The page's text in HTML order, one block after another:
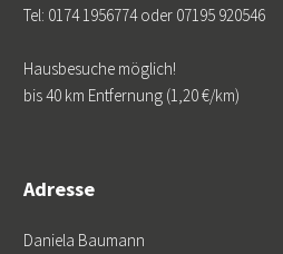
Tel: 0174 1956774 oder 07195 920546
Hausbesuche möglich!
bis 40 km Entfernung (1,20 €/km)
Adresse
Daniela Baumann